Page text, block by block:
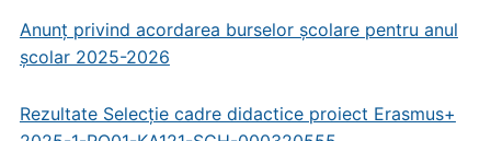
Anunț privind acordarea burselor școlare pentru anul
școlar 2025-2026
Rezultate Selecție cadre didactice proiect Erasmus+